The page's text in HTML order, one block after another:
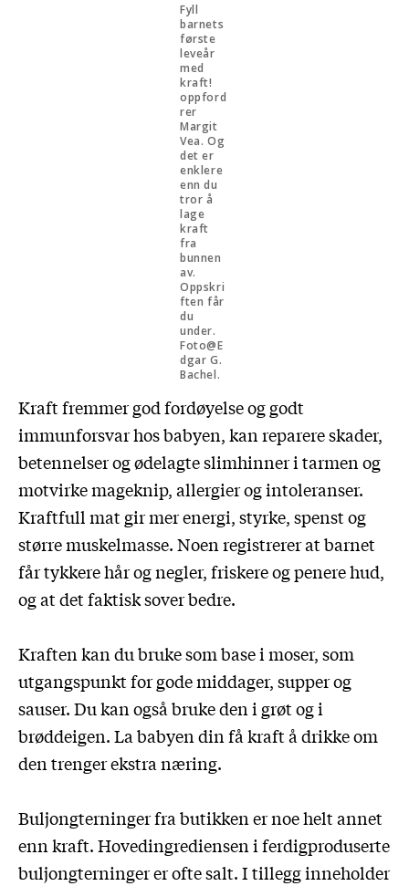
Fyll
barnets
første
leveår
med
kraft!
oppford
rer
Margit
Vea. Og
det er
enklere
enn du
tror å
lage
kraft
fra
bunnen
av.
Oppskri
ften får
du
under.
Foto@E
dgar G.
Bachel.
Kraft fremmer god fordøyelse og godt
immunforsvar hos babyen, kan reparere skader,
betennelser og ødelagte slimhinner i tarmen og
motvirke mageknip, allergier og intoleranser.
Kraftfull mat gir mer energi, styrke, spenst og
større muskelmasse. Noen registrerer at barnet
får tykkere hår og negler, friskere og penere hud,
og at det faktisk sover bedre.
Kraften kan du bruke som base i moser, som
utgangspunkt for gode middager, supper og
sauser. Du kan også bruke den i grøt og i
brøddeigen. La babyen din få kraft å drikke om
den trenger ekstra næring.
Buljongterninger fra butikken er noe helt annet
enn kraft. Hovedingrediensen i ferdigproduserte
buljongterninger er ofte salt. I tillegg inneholder